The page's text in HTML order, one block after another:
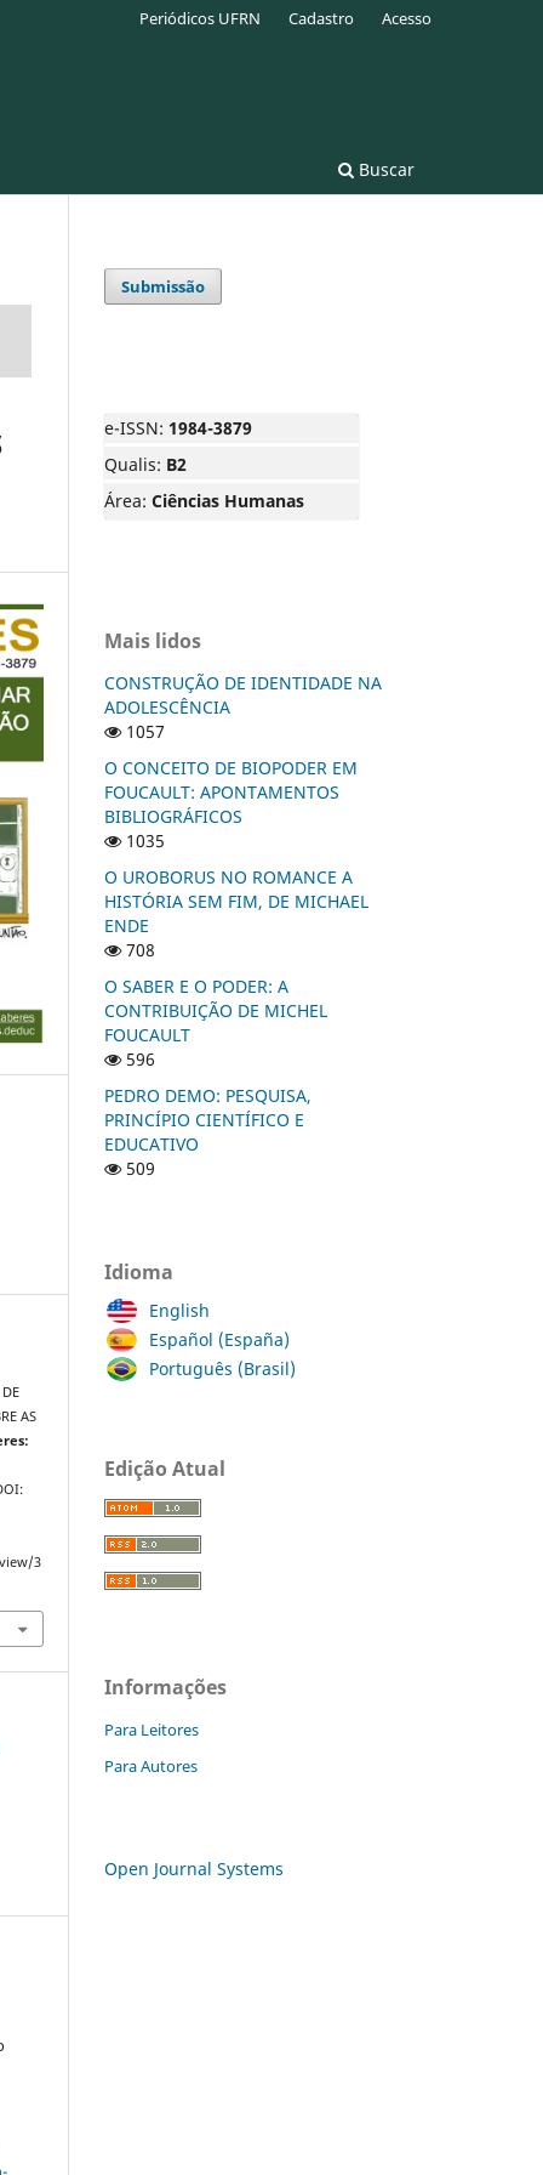
Buscar
Periódicos UFRN Cadastro Acesso
AS
3
Submissão
e-ISSN: 1984-3879
Qualis: B2
Área: Ciências Humanas
Mais lidos
CONSTRUÇÃO DE IDENTIDADE NA
ADOLESCÊNCIA
1057
O CONCEITO DE BIOPODER EM
FOUCAULT: APONTAMENTOS
BIBLIOGRÁFICOS
1035
O UROBORUS NO ROMANCE A
HISTÓRIA SEM FIM, DE MICHAEL
ENDE
708
O SABER E O PODER: A
CONTRIBUIÇÃO DE MICHEL
FOUCAULT
596
PEDRO DEMO: PESQUISA,
PRINCÍPIO CIENTÍFICO E
EDUCATIVO
509
Idioma
English
Español (España)
Português (Brasil)
Edição Atual
Informações
Para Leitores
Para Autores
Open Journal Systems